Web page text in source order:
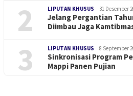
2 LIPUTAN KHUSUS 31 Desember
Jelang Pergantian
Diimbau Jaga
3 LIPUTAN KHUSUS 8 September
Sinkronisasi Program
Mappi Panen Pujian